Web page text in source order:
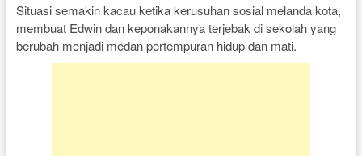
Situasi semakin kacau ketika kerusuhan sosial melanda kota,
membuat Edwin dan keponakannya terjebak di sekolah yang
berubah menjadi medan pertempuran hidup dan mati.